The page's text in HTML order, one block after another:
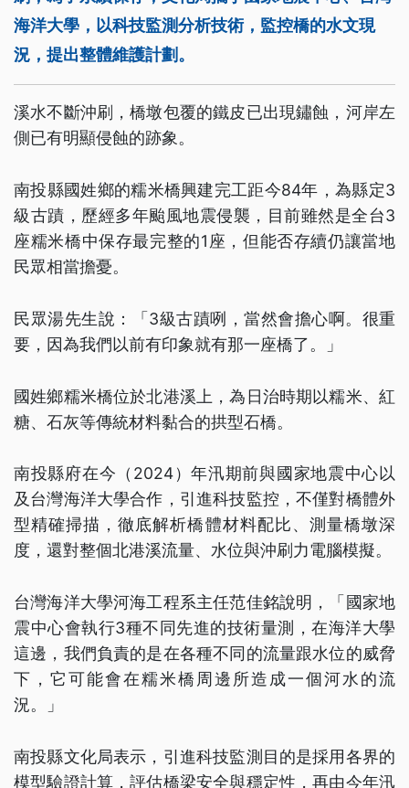
海洋大學，以科技監測分析技術，監控橋的水文現
況，提出整體維護計劃。
溪水不斷沖刷，橋墩包覆的鐵皮已出現鏽蝕，河岸左
側已有明顯侵蝕的跡象。
南投縣國姓鄉的糯米橋興建完工距今84年，為縣定3
級古蹟，歷經多年颱風地震侵襲，目前雖然是全台3
座糯米橋中保存最完整的1座，但能否存續仍讓當地
民眾相當擔憂。
民眾湯先生說：「3級古蹟咧，當然會擔心啊。很重
要，因為我們以前有印象就有那一座橋了。」
國姓鄉糯米橋位於北港溪上，為日治時期以糯米、紅
糖、石灰等傳統材料黏合的拱型石橋。
南投縣府在今（2024）年汛期前與國家地震中心以
及台灣海洋大學合作，引進科技監控，不僅對橋體外
型精確掃描，徹底解析橋體材料配比、測量橋墩深
度，還對整個北港溪流量、水位與沖刷力電腦模擬。
台灣海洋大學河海工程系主任范佳銘說明，「國家地
震中心會執行3種不同先進的技術量測，在海洋大學
這邊，我們負責的是在各種不同的流量跟水位的威脅
下，它可能會在糯米橋周邊所造成一個河水的流
況。」
南投縣文化局表示，引進科技監測目的是採用各界的
模型驗證計算，評估橋梁安全與穩定性，再由今年汛